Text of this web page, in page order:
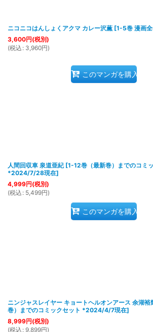
ニコニコはんしょくアクマ カレー沢薫 [1-5巻 漫画
3,600円(税別)
(税込 : 3,960円)
このマンガを購入
人間回収車 泉道亜紀 [1-12巻（最新巻）までのコミ
*2024/7/28現在]
4,999円(税別)
(税込 : 5,499円)
このマンガを購入
ニンジャスレイヤー キョートヘルオンアース 余湖裕
巻）までのコミックセット *2024/4/7現在]
8,999円(税別)
(税込 : 9,899円)